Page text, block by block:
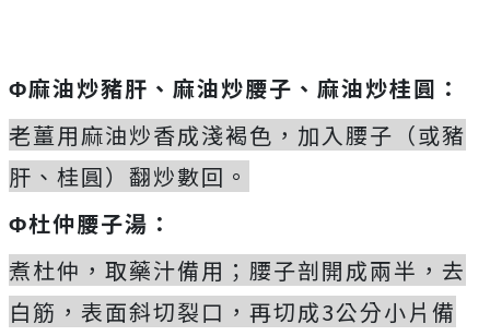
Φ麻油炒豬肝、麻油炒腰子、麻油炒桂圓：
老薑用麻油炒香成淺褐色，加入腰子（或豬
肝、桂圓）翻炒數回。
Φ杜仲腰子湯：
煮杜仲，取藥汁備用；腰子剖開成兩半，去
白筋，表面斜切裂口，再切成3公分小片備